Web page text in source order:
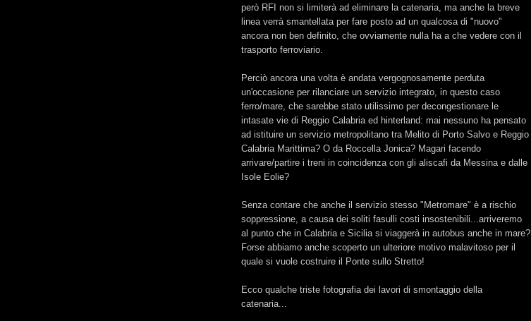
però RFI non si limiterà ad eliminare la catenaria, ma anche la breve
linea verrà smantellata per fare posto ad un qualcosa di "nuovo"
ancora non ben definito, che ovviamente nulla ha a che vedere con il
trasporto ferroviario.
Perciò ancora una volta è andata vergognosamente perduta
un'occasione per rilanciare un servizio integrato, in questo caso
ferro/mare, che sarebbe stato utilissimo per decongestionare le
intasate vie di Reggio Calabria ed hinterland: mai nessuno ha pensato
ad istituire un servizio metropolitano tra Melito di Porto Salvo e Reggio
Calabria Marittima? O da Roccella Jonica? Magari facendo
arrivare/partire i treni in coincidenza con gli aliscafi da Messina e dalle
Isole Eolie?
Senza contare che anche il servizio stesso "Metromare" è a rischio
soppressione, a causa dei soliti fasulli costi insostenibili...arriveremo
al punto che in Calabria e Sicilia si viaggerà in autobus anche in mare?
Forse abbiamo anche scoperto un ulteriore motivo malavitoso per il
quale si vuole costruire il Ponte sullo Stretto!
Ecco qualche triste fotografia dei lavori di smontaggio della
catenaria...